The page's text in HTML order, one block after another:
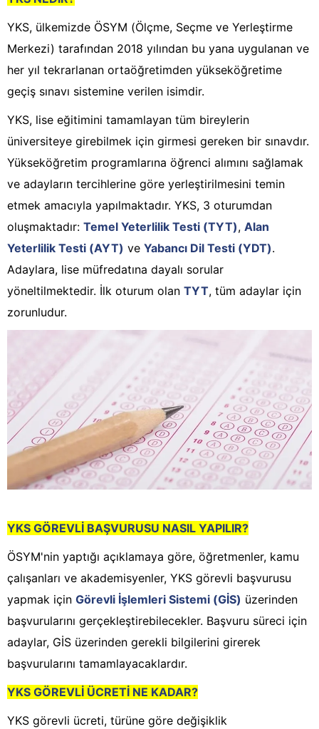
YKS, ülkemizde ÖSYM (Ölçme, Seçme ve Yerleştirme
Merkezi) tarafından 2018 yılından bu yana uygulanan ve
her yıl tekrarlanan ortaöğretimden yükseköğretime
geçiş sınavı sistemine verilen isimdir.
YKS, lise eğitimini tamamlayan tüm bireylerin
üniversiteye girebilmek için girmesi gereken bir sınavdır.
Yükseköğretim programlarına öğrenci alımını sağlamak
ve adayların tercihlerine göre yerleştirilmesini temin
etmek amacıyla yapılmaktadır. YKS, 3 oturumdan
oluşmaktadır: Temel Yeterlilik Testi (TYT), Alan
Yeterlilik Testi (AYT) ve Yabancı Dil Testi (YDT).
Adaylara, lise müfredatına dayalı sorular
yöneltilmektedir. İlk oturum olan TYT, tüm adaylar için
zorunludur.
YKS GÖREVLİ BAŞVURUSU NASIL YAPILIR?
ÖSYM'nin yaptığı açıklamaya göre, öğretmenler, kamu
çalışanları ve akademisyenler, YKS görevli başvurusu
yapmak için Görevli İşlemleri Sistemi (GİS) üzerinden
başvurularını gerçekleştirebilecekler. Başvuru süreci için
adaylar, GİS üzerinden gerekli bilgilerini girerek
başvurularını tamamlayacaklardır.
YKS GÖREVLİ ÜCRETİ NE KADAR?
YKS görevli ücreti, türüne göre değişiklik